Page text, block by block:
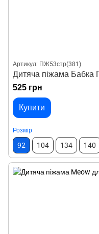
Артикул: ПЖ53стр(381)
Дитяча піжама Бабка
525 грн
Купити
Розмір
92 104 134 140